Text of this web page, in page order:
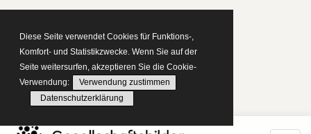
Diese Seite verwendet Cookies für Funktions-,
Komfort- und Statistikzwecke. Wenn Sie auf der
Seite weitersurfen, akzeptieren Sie die Cookie-
Verwendung:
Verwendung zustimmen
Datenschutzerklärung